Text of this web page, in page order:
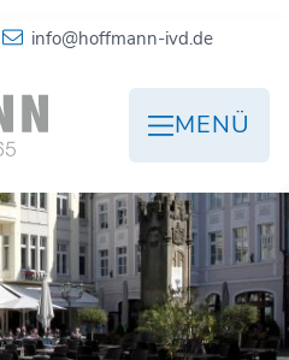
info@hoffmann-ivd.de
MENÜ